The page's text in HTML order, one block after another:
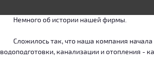
Немного об истории нашей фирмы.
Сложилось так, что наша компания начала
водоподготовки, канализации и отопления -